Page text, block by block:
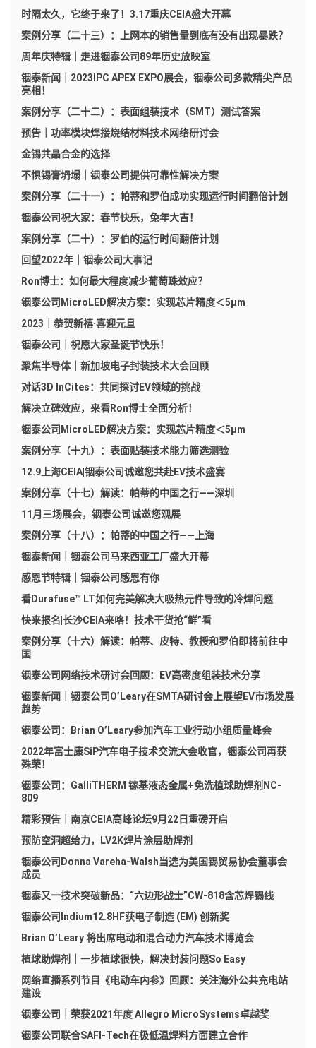
时隔太久，它终于来了！3.17重庆CEIA盛大开幕
案例分享（二十三）：上网本的销售量到底有没有出现暴跌？
周年庆特辑｜走进铟泰公司89年历史放映室
铟泰新闻｜2023IPC APEX EXPO展会，铟泰公司多款精尖产品
亮相！
案例分享（二十二）：表面组装技术（SMT）测试答案
预告｜功率模块焊接烧结材料技术网络研讨会
金锡共晶合金的选择
不惧锡膏坍塌｜铟泰公司提供可靠性解决方案
案例分享（二十一）：帕蒂和罗伯成功实现运行时间翻倍计划
铟泰公司祝大家：春节快乐，兔年大吉！
案例分享（二十）：罗伯的运行时间翻倍计划
回望2022年｜铟泰公司大事记
Ron博士：如何最大程度减少葡萄珠效应？
铟泰公司MicroLED解决方案：实现芯片精度＜5μm
2023｜恭贺新禧·喜迎元旦
铟泰公司｜祝愿大家圣诞节快乐！
聚焦半导体｜新加坡电子封装技术大会回顾
对话3D InCites：共同探讨EV领域的挑战
解决立碑效应，来看Ron博士全面分析！
铟泰公司MicroLED解决方案：实现芯片精度＜5μm
案例分享（十九）：表面贴装技术能力筛选测验
12.9上海CEIA|铟泰公司诚邀您共赴EV技术盛宴
案例分享（十七）解读：帕蒂的中国之行——深圳
11月三场展会，铟泰公司诚邀您观展
案例分享（十八）：帕蒂的中国之行——上海
铟泰新闻｜铟泰公司马来西亚工厂盛大开幕
感恩节特辑｜铟泰公司感恩有你
看Durafuse™ LT如何完美解决大吸热元件导致的冷焊问题
快来报名|长沙CEIA来咯！技术干货抢“鲜”看
案例分享（十六）解读：帕蒂、皮特、教授和罗伯即将前往中
国
铟泰公司网络技术研讨会回顾：EV高密度组装技术分享
铟泰新闻｜铟泰公司O’Leary在SMTA研讨会上展望EV市场发展
趋势
铟泰公司：Brian O’Leary参加汽车工业行动小组质量峰会
2022年富士康SiP汽车电子技术交流大会收官，铟泰公司再获
殊荣！
铟泰公司：GalliTHERM 镓基液态金属+免洗植球助焊剂NC-
809
精彩预告｜南京CEIA高峰论坛9月22日重磅开启
预防空洞超给力，LV2K焊片涂层助焊剂
铟泰公司Donna Vareha-Walsh当选为美国锡贸易协会董事会
成员
铟泰又一技术突破新品：“六边形战士”CW-818含芯焊锡线
铟泰公司Indium12.8HF获电子制造 (EM) 创新奖
Brian O’Leary 将出席电动和混合动力汽车技术博览会
植球助焊剂｜一步植球很快，解决封装问题So Easy
网络直播系列节目《电动车内参》回顾：关注海外公共充电站
建设
铟泰公司｜荣获2021年度 Allegro MicroSystems卓越奖
铟泰公司联合SAFI-Tech在极低温焊料方面建立合作